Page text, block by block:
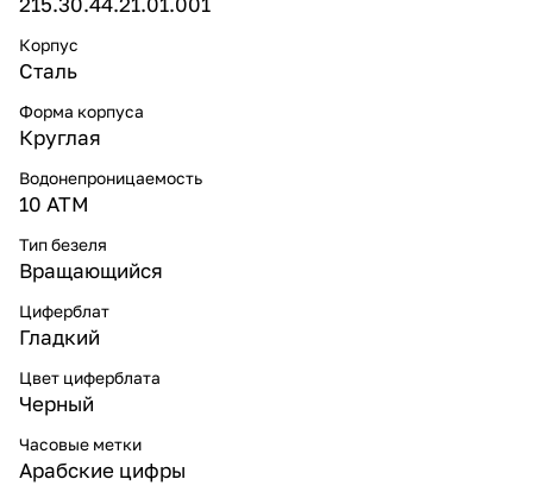
Корпус
Сталь
Форма корпуса
Круглая
Водонепроницаемость
10 ATM
Тип безеля
Вращающийся
Циферблат
Гладкий
Цвет циферблата
Черный
Часовые метки
Арабские цифры